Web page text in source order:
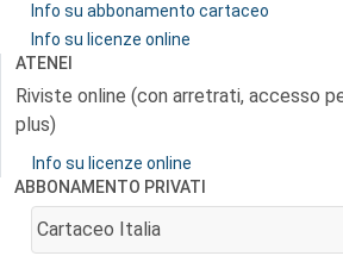
Info su abbonamento cartaceo
Info su licenze online
ATENEI
Riviste online (con arretrati, accesso
plus)
Info su licenze online
ABBONAMENTO PRIVATI
Cartaceo Italia
AGGIUNGI AL CARRELLO